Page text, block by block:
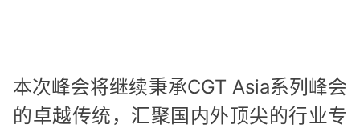
本次峰会将继续秉承CGT Asia系列峰会
的卓越传统，汇聚国内外顶尖的行业专